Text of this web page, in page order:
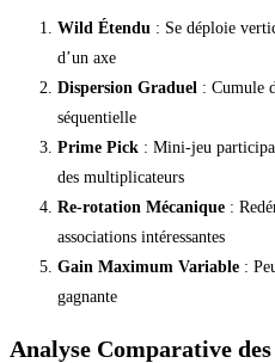
Wild Étendu : Se déploie
d’un axe
Dispersion Graduel : Cumule
séquentielle
Prime Pick : Mini-jeu
des multiplicateurs
Re-rotation Mécanique :
associations intéressantes
Gain Maximum Variable :
gagnante
Analyse Comparative